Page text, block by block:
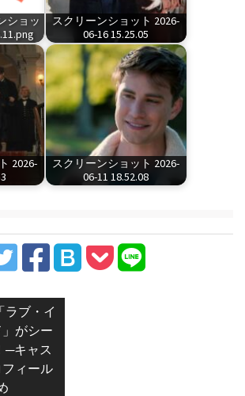
ショッ
スクリーンショット 2026-
06-16 15.25.05
2026-
スクリーンショット 2026-
06-11 18.52.08
ラブ・イ
がシー
─キャス
フィール